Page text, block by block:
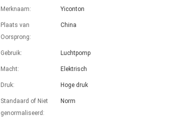
Merknaam: Yiconton
Plaats van
Oorsprong:
China
Gebruik: Luchtpomp
Macht: Elektrisch
Druk: Hoge druk
Standaard of Niet
genormaliseerd:
Norm